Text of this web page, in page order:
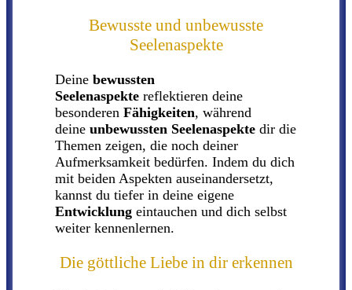
Bewusste und unbewusste
Seelenaspekte
Deine bewussten
Seelenaspekte reflektieren deine
besonderen Fähigkeiten, während
deine unbewussten Seelenaspekte dir die
Themen zeigen, die noch deiner
Aufmerksamkeit bedürfen. Indem du dich
mit beiden Aspekten auseinandersetzt,
kannst du tiefer in deine eigene
Entwicklung eintauchen und dich selbst
weiter kennenlernen.
Die göttliche Liebe in dir erkennen